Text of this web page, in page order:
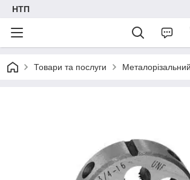
НТП
Товари та послуги